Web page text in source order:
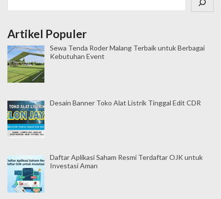
Artikel Populer
Sewa Tenda Roder Malang Terbaik untuk Berbagai
Kebutuhan Event
Desain Banner Toko Alat Listrik Tinggal Edit CDR
Daftar Aplikasi Saham Resmi Terdaftar OJK untuk
Investasi Aman